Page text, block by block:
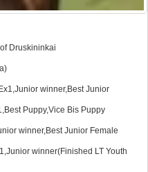
Druskininkai
winner,Best Junior
Puppy,Vice Bis Puppy
winner,Best Junior Female
winner(Finished LT Youth